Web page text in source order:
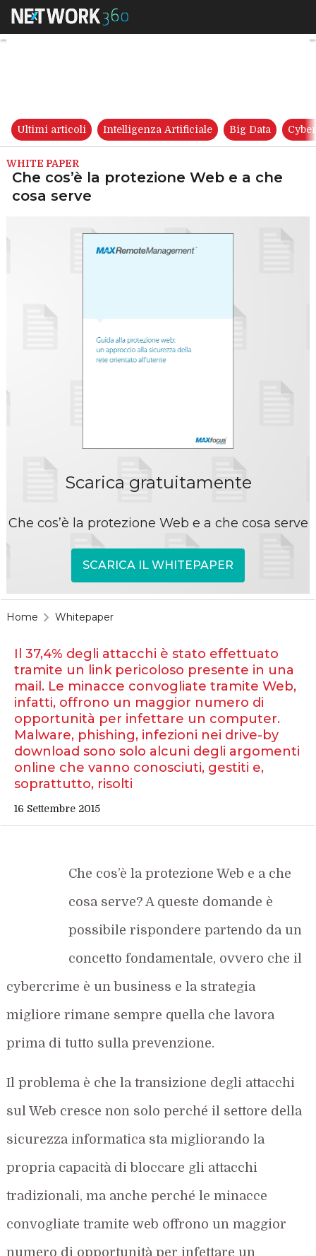
Che cos’è la protezione Web
Ultimi articoli Intelligenza Artificiale Big Data
WHITE PAPER
Che cos’è la protezione Web e a che
cosa serve
Scarica gratuitamente
Che cos’è la protezione Web e a che cosa serve
SCARICA IL WHITEPAPER
Home Whitepaper
Il 37,4% degli attacchi è stato effettuato
tramite un link pericoloso presente in una
mail. Le minacce convogliate tramite Web,
infatti, offrono un maggior numero di
opportunità per infettare un computer.
Malware, phishing, infezioni nei drive-by
download sono solo alcuni degli argomenti
online che vanno conosciuti, gestiti e,
soprattutto, risolti
16 Settembre 2015
Che cos’è la protezione Web e a che
cosa serve? A queste domande è
possibile rispondere partendo da un
concetto fondamentale, ovvero che il
cybercrime è un business e la strategia
migliore rimane sempre quella che lavora
prima di tutto sulla prevenzione.
Il problema è che la transizione degli attacchi
sul Web cresce non solo perché il settore della
sicurezza informatica sta migliorando la
propria capacità di bloccare gli attacchi
tradizionali, ma anche perché le minacce
convogliate tramite web offrono un maggior
numero di opportunità per infettare un